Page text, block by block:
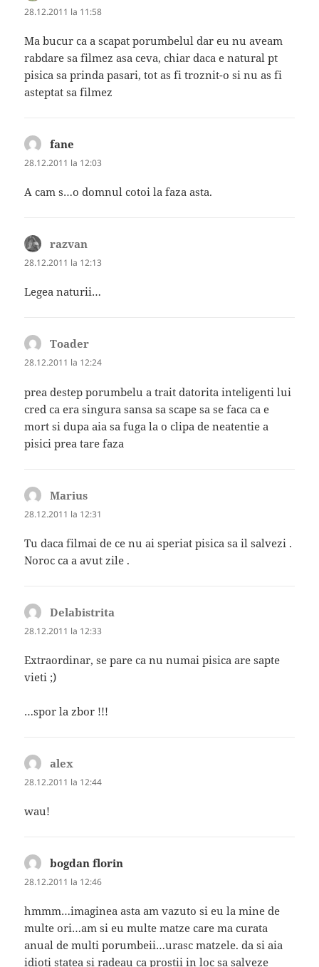
28.12.2011 la 11:58
Ma bucur ca a scapat porumbelul dar eu nu aveam
rabdare sa filmez asa ceva, chiar daca e natural pt
pisica sa prinda pasari, tot as fi troznit-o si nu as fi
asteptat sa filmez
fane
28.12.2011 la 12:03
A cam s…o domnul cotoi la faza asta.
razvan
28.12.2011 la 12:13
Legea naturii…
Toader
28.12.2011 la 12:24
prea destep porumbelu a trait datorita inteligenti lui
cred ca era singura sansa sa scape sa se faca ca e
mort si dupa aia sa fuga la o clipa de neatentie a
pisici prea tare faza
Marius
28.12.2011 la 12:31
Tu daca filmai de ce nu ai speriat pisica sa il salvezi .
Noroc ca a avut zile .
Delabistrita
28.12.2011 la 12:33
Extraordinar, se pare ca nu numai pisica are sapte
vieti ;)
…spor la zbor !!!
alex
28.12.2011 la 12:44
wau!
bogdan florin
28.12.2011 la 12:46
hmmm…imaginea asta am vazuto si eu la mine de
multe ori…am si eu multe matze care ma curata
anual de multi porumbeii…urasc matzele. da si aia
idioti statea si radeau ca prostii in loc sa salveze